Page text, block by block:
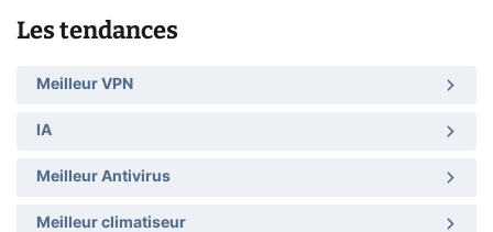
Les tendances
Meilleur VPN
IA
Meilleur Antivirus
Meilleur climatiseur